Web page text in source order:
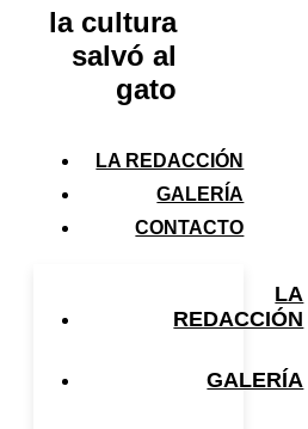
la cultura
salvó al
gato
LA REDACCIÓN
GALERÍA
CONTACTO
LA
REDACCIÓN
GALERÍA